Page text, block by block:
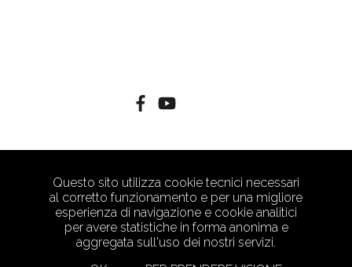
Questo sito utilizza cookie tecnici necessari
al corretto funzionamento e per una migliore
esperienza di navigazione e cookie analitici
per avere statistiche in forma anonima e
aggregata sull'uso dei nostri servizi.